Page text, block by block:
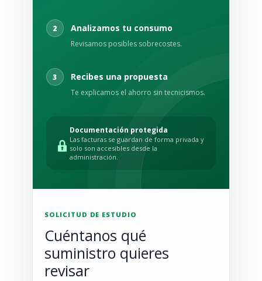
2 Analizamos tu consumo
Revisamos posibles sobrecostes.
3 Recibes una propuesta
Te explicamos el ahorro sin tecnicismos.
Documentación protegida
Las facturas se guardan de forma privada y
solo son accesibles desde la
administración.
SOLICITUD DE ESTUDIO
Cuéntanos qué
suministro quieres
revisar